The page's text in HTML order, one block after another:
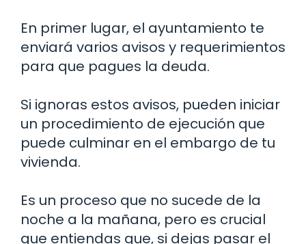
En primer lugar, el ayuntamiento te
enviará varios avisos y requerimientos
para que pagues la deuda.
Si ignoras estos avisos, pueden iniciar
un procedimiento de ejecución que
puede culminar en el embargo de tu
vivienda.
Es un proceso que no sucede de la
noche a la mañana, pero es crucial
que entiendas que, si dejas pasar el